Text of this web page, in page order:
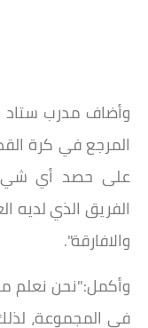
وأضاف مدرب ستاد
المرجع في كرة
على حصد أي
الفريق الذي لديه
والافارقة".
وأكمل:"نحن نعلم
في المجموعة،